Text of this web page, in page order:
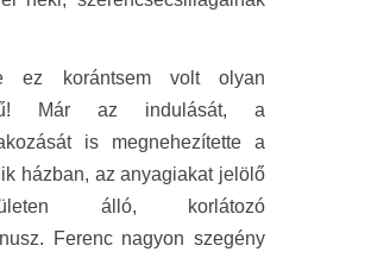
ez korántsem volt olyan
Már az indulását, a
is megnehezítette a
házban, az anyagiakat jelölő
álló, korlátozó
Ferenc nagyon szegény